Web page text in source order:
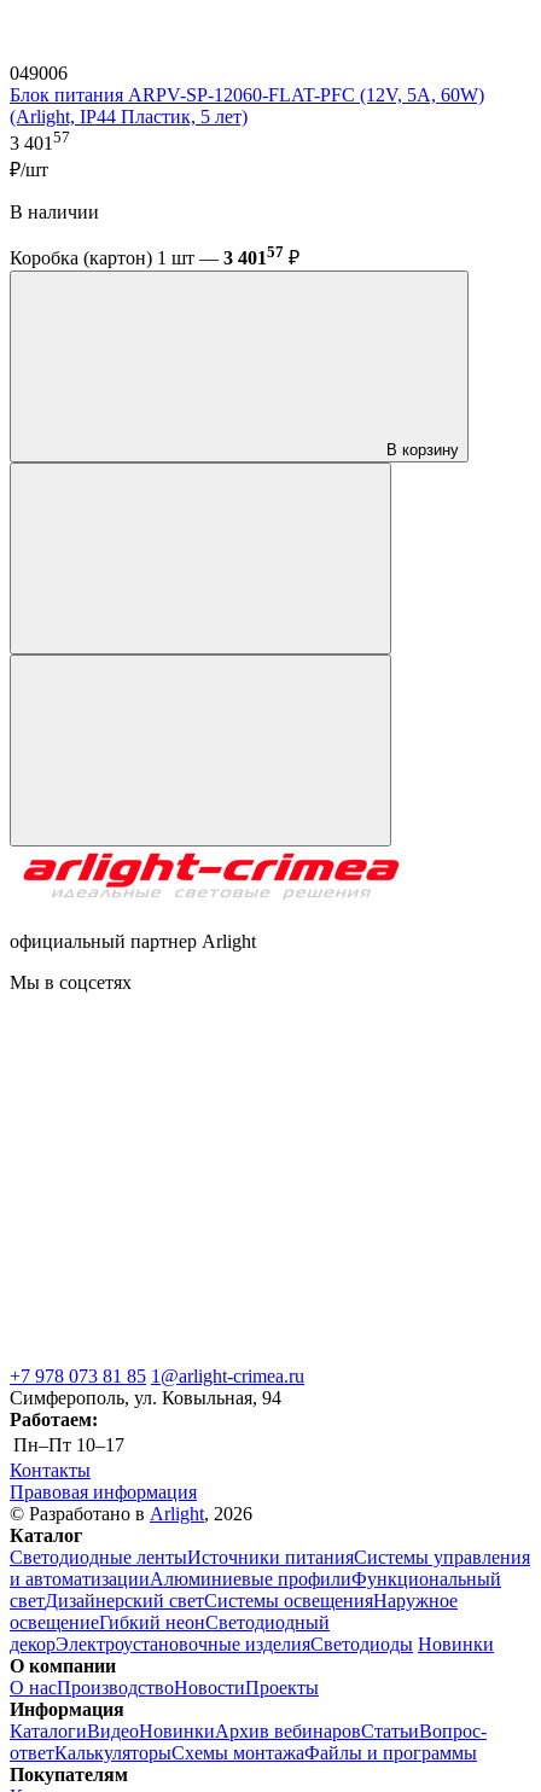
049006
Блок питания ARPV-SP-12060-FLAT-PFC (12V, 5A, 60W)
(Arlight, IP44 Пластик, 5 лет)
3 40157
₽/шт
В наличии
Коробка (картон) 1 шт — 3 40157 ₽
В корзину
официальный партнер Arlight
Мы в соцсетях
+7 978 073 81 85 1@arlight-crimea.ru
Симферополь, ул. Ковыльная, 94
Работаем:
Пн–Пт 10–17
Контакты
Правовая информация
© Разработано в Arlight, 2026
Каталог
Светодиодные лентыИсточники питанияСистемы управления
и автоматизацииАлюминиевые профилиФункциональный
светДизайнерский светСистемы освещенияНаружное
освещениеГибкий неонСветодиодный
декорЭлектроустановочные изделияСветодиоды Новинки
О компании
О насПроизводствоНовостиПроекты
Информация
КаталогиВидеоНовинкиАрхив вебинаровСтатьиВопрос-
ответКалькуляторыСхемы монтажаФайлы и программы
Покупателям